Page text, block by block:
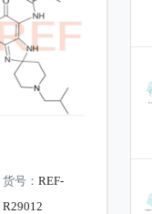
货号： REF-
R29012